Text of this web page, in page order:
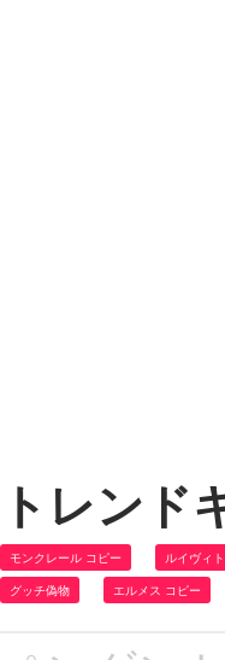
トレンド
モンクレール コピー ルイヴィ
グッチ偽物 エルメス コピー